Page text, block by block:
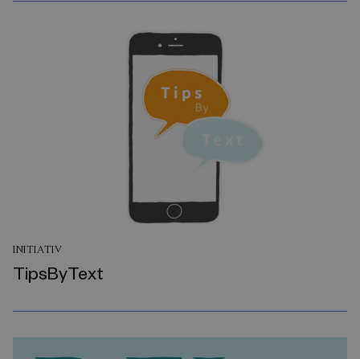
INITIATIV
TipsByText